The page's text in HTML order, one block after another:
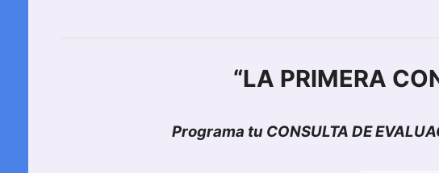
“LA PRIMERA
Programa tu CONSULTA DE